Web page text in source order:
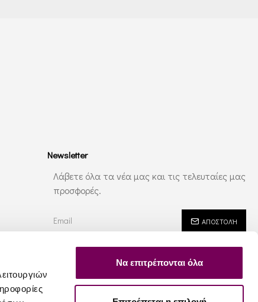
Να επιτρέπονται όλα
Newsletter
Λάβετε όλα τα νέα μας και τις τελευταίες μας
προσφορές.
ΑΠΟΣΤΟΛΉ